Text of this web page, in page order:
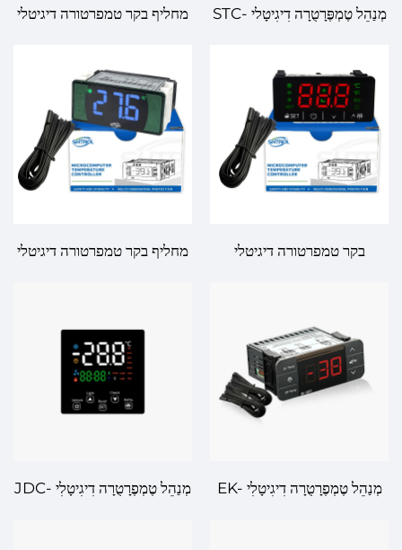
מְנַהֵל טֶמְפֶּרָטֻרָה דִיגִיטָלי STC-
טֶמְפֶּרָטֻרָה לְתְעוּלוֹת וּהַמְשָׁכָה
מחליף בקר טמפרטורה דיגיטלי
בקר טמפרטורה דיגיטלי
מחליף בקר טמפרטורה דיגיטלי
מְנַהֵל טֶמְפֶרָטֻרָה דִיגִיטָלִי EK-
מְנַהֵל טֶמְפֶרָטֻרָה דִיגִיטָלִי JDC-